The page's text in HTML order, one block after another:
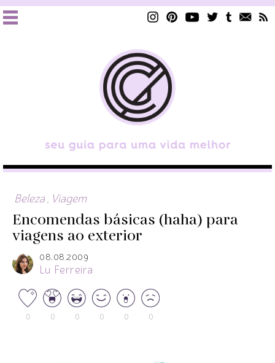
Beleza Viagem
Encomendas básicas (haha) para
viagens ao exterior
08.08.2009
Lu Ferreira
0 0 0 0 0 0